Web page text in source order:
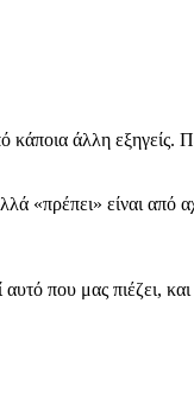
κάποια άλλη εξηγείς.
«πρέπει» είναι από
που μας πιέζει,